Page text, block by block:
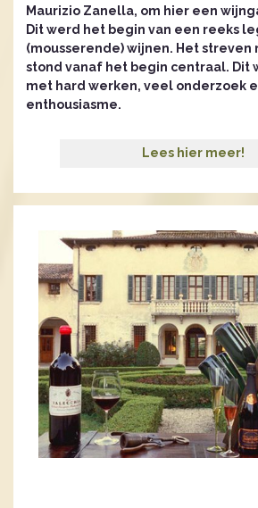
Maurizio Zanella, om hier een
Dit werd het begin van een reeks
(mousserende) wijnen. Het
stond vanaf het begin centraal. Dit
met hard werken, veel onderzoek
enthousiasme.
Lees hier meer!